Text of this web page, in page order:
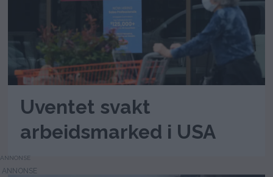
Uventet svakt
arbeidsmarked i USA
ANNONSE